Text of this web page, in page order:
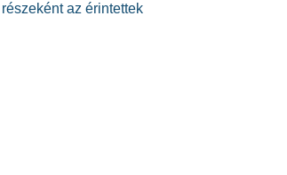
az érintettek